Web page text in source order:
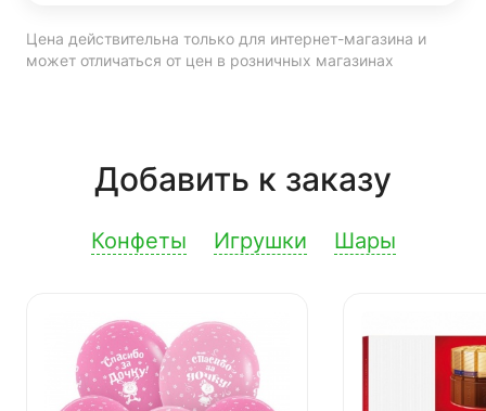
Цена действительна только для интернет-магазина и
может отличаться от цен в розничных магазинах
Добавить к заказу
Конфеты Игрушки Шары